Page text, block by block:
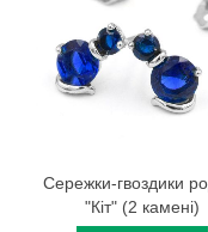
Сережки-гвоздики
"Кіт" (2 камені)